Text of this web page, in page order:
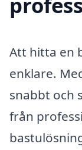
Att hitta en
enklare.
snabbt och
från